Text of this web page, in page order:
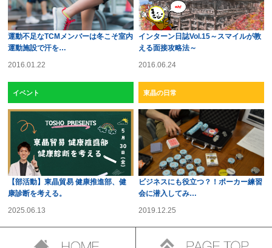
運動不足なTCMメンバーは冬こそ室内
運動施設で汗を…
2016.01.22
インターン日誌Vol.15～スマイルが教
える面接攻略法～
2016.06.24
イベント
【部活動】東晶貿易 健康推進部、健
康診断を考える。
2025.06.13
東晶の日常
ビジネスにも役立つ？！ポーカー練習
会に潜入してみ…
2019.12.25